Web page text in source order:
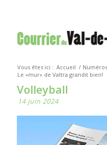
Vous êtes ici : Accueil / Numéros
Le «mur» de Valtra grandit bien!
Volleyball
14 juin 2024